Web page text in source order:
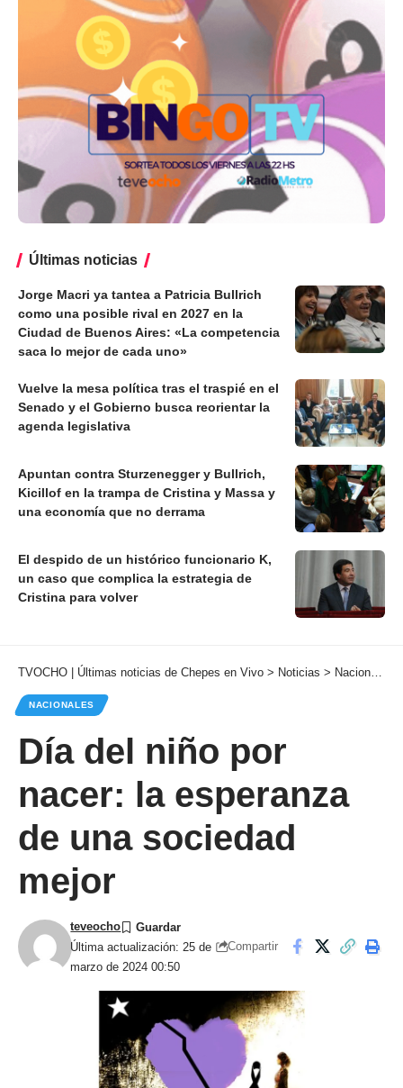
Últimas noticias
Jorge Macri ya tantea a Patricia Bullrich
como una posible rival en 2027 en la
Ciudad de Buenos Aires: «La competencia
saca lo mejor de cada uno»
Vuelve la mesa política tras el traspié en el
Senado y el Gobierno busca reorientar la
agenda legislativa
Apuntan contra Sturzenegger y Bullrich,
Kicillof en la trampa de Cristina y Massa y
una economía que no derrama
El despido de un histórico funcionario K,
un caso que complica la estrategia de
Cristina para volver
TVOCHO | Últimas noticias de Chepes en Vivo > Noticias > Nacionales
NACIONALES
Día del niño por
nacer: la esperanza
de una sociedad
mejor
Última actualización: 25 de
marzo de 2024 00:50
teveocho
Compartir